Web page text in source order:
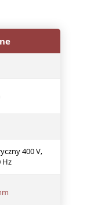
400 V,
Hz